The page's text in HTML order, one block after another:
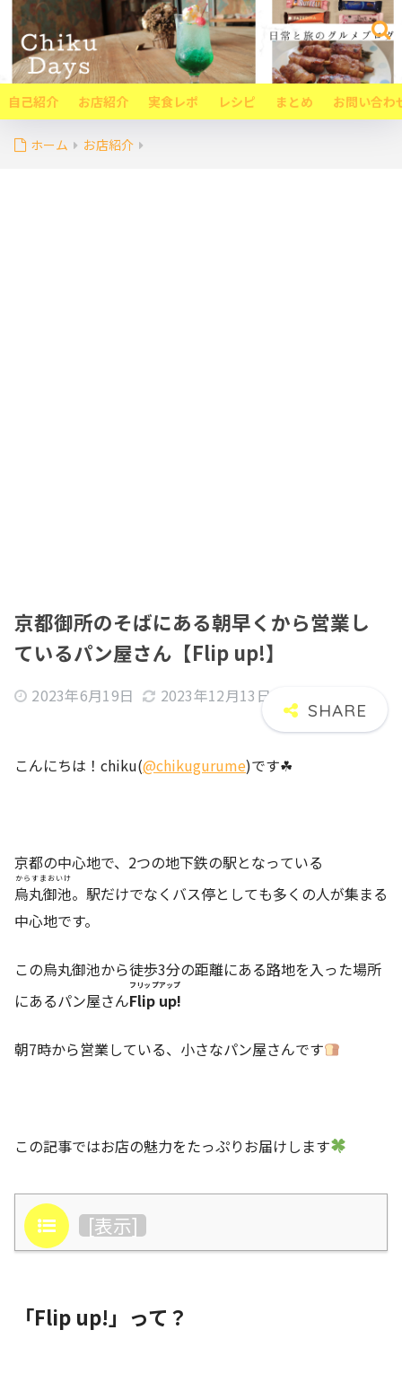
自己紹介 お店紹介 実食レポ レシピ まとめ お問い合わ
ホーム お店紹介
京都御所のそばにある朝早くから営業し
ているパン屋さん【Flip up!】
2023年6月19日 2023年12月13日
こんにちは！chiku(@chikugurume)です☘
京都の中心地で、2つの地下鉄の駅となっている
烏丸御池
からすまおいけ
。駅だけでなくバス停としても多くの人が集まる
中心地です。
この烏丸御池から徒歩3分の距離にある路地を入った場所
にあるパン屋さんFlip up!
フリップアップ
朝7時から営業している、小さなパン屋さんです
この記事ではお店の魅力をたっぷりお届けします
目次 [表示]
「Flip up!」って？